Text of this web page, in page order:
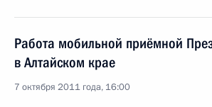
Работа мобильной приёмной
в Алтайском крае
7 октября 2011 года, 16:00